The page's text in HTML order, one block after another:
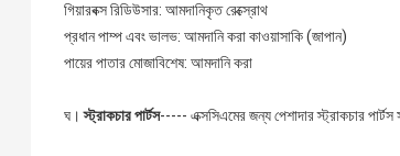
গিয়ারবক্স রিডিউসার: আমদানিকৃত রেক্স্রোথ
প্রধান পাম্প এবং ভালভ: আমদানি করা কাওয়াসাকি (জাপান)
পায়ের পাতার মোজাবিশেষ: আমদানি করা
ঘ।স্ট্রাকচার পার্টস----- এক্সসিএমের জন্য পেশাদার স্ট্রাকচার পার্টস